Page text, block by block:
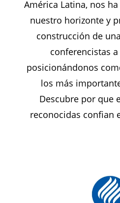
América Latina, nos
nuestro horizonte y
construcción de
conferencistas
posicionándonos
los más
Descubre por que
reconocidas confian